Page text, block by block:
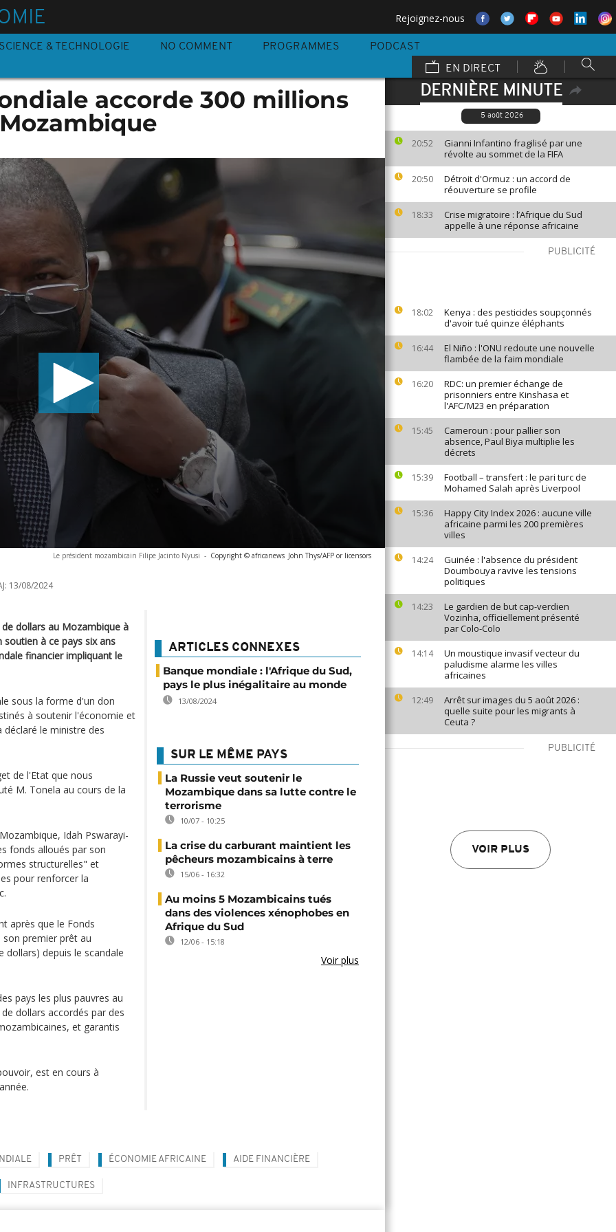
Rejoignez-nous
SCIENCE & TECHNOLOGIE NO COMMENT PROGRAMMES
PODCAST
EN DIRECT
DERNIÈRE MINUTE
5 août 2026
20:52
Gianni Infantino fragilisé par une
révolte au sommet de la FIFA
20:50
Détroit d'Ormuz : un accord de
réouverture se profile
18:33
Crise migratoire : l’Afrique du Sud
appelle à une réponse africaine
PUBLICITÉ
18:02
Kenya : des pesticides soupçonnés
d'avoir tué quinze éléphants
16:44
El Niño : l'ONU redoute une nouvelle
flambée de la faim mondiale
16:20
RDC: un premier échange de
prisonniers entre Kinshasa et
l'AFC/M23 en préparation
15:45
Cameroun : pour pallier son
absence, Paul Biya multiplie les
décrets
15:39
Football – transfert : le pari turc de
Mohamed Salah après Liverpool
15:36
Happy City Index 2026 : aucune ville
africaine parmi les 200 premières
villes
14:24
Guinée : l'absence du président
Doumbouya ravive les tensions
politiques
14:23
Le gardien de but cap-verdien
Vozinha, officiellement présenté
par Colo-Colo
14:14
Un moustique invasif vecteur du
paludisme alarme les villes
africaines
12:49
Arrêt sur images du 5 août 2026 :
quelle suite pour les migrants à
Ceuta ?
PUBLICITÉ
VOIR PLUS
accorde 300 millions
Le président mozambicain Filipe Jacinto Nyusi - Copyright © africanews John Thys/AFP or licensors
13/08/2024
dollars au Mozambique à
à ce pays six ans
financier impliquant le
sous la forme d'un don
à soutenir l'économie et
le ministre des
de l'Etat que nous
M. Tonela au cours de la
Idah Pswarayi-
fonds alloués par son
structurelles" et
pour renforcer la
après que le Fonds
premier prêt au
depuis le scandale
pays les plus pauvres au
dollars accordés par des
et garantis
est en cours à
ARTICLES CONNEXES
Banque mondiale : l'Afrique du Sud,
pays le plus inégalitaire au monde
13/08/2024
SUR LE MÊME PAYS
La Russie veut soutenir le
Mozambique dans sa lutte contre le
terrorisme
10/07 - 10:25
La crise du carburant maintient les
pêcheurs mozambicains à terre
15/06 - 16:32
Au moins 5 Mozambicains tués
dans des violences xénophobes en
Afrique du Sud
12/06 - 15:18
Voir plus
PRÊT ÉCONOMIE AFRICAINE AIDE FINANCIÈRE
INFRASTRUCTURES